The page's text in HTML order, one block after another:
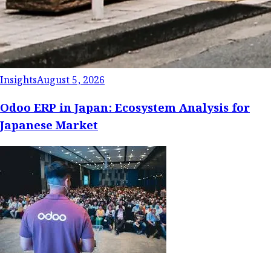
InsightsAugust 5, 2026
Odoo ERP in Japan: Ecosystem Analysis for
Japanese Market